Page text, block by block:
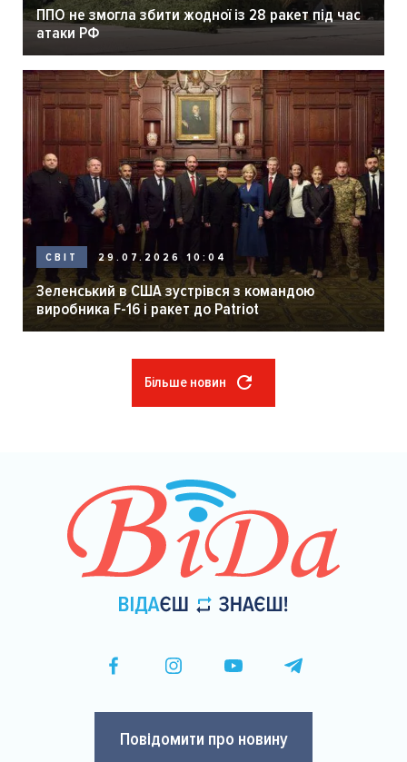
ППО не змогла збити жодної із 28 ракет під час
атаки РФ
СВІТ 29.07.2026 10:04
Зеленський в США зустрівся з командою
виробника F-16 і ракет до Patriot
Більше новин
Повідомити про новину